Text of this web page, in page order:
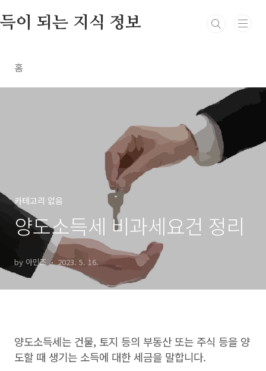
득이 되는 지식 정보
홈
카테고리 없음
양도소득세 비과세요건 정리
by 아민조 2023. 5. 16.
양도소득세는 건물, 토지 등의 부동산 또는 주식 등을 양
도할 때 생기는 소득에 대한 세금을 말합니다.